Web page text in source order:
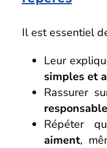
Il est essentiel
Leur
simples et
Rassurer
Répéter
aiment,